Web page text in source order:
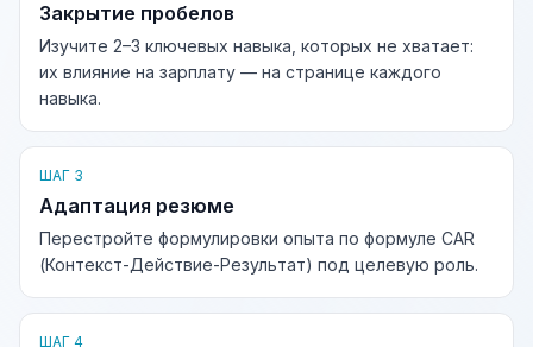
Закрытие пробелов
Изучите 2–3 ключевых навыка, которых не хватает:
их влияние на зарплату — на странице каждого
навыка.
ШАГ 3
Адаптация резюме
Перестройте формулировки опыта по формуле CAR
(Контекст-Действие-Результат) под целевую роль.
ШАГ 4